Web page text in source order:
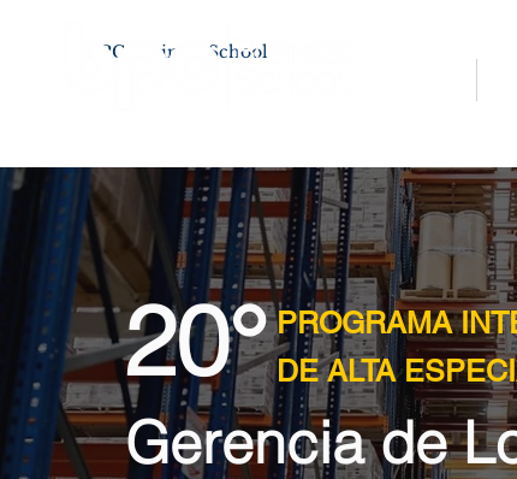
BPC Business School
20° PROGRAMA
DE ALTA
Gerencia de